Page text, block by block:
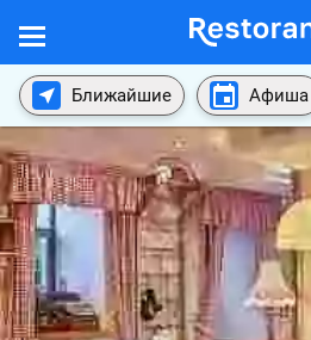
Ближайшие Афиша